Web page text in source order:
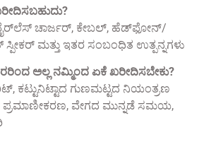
ಚಾರ್ಜರ್, ಕೇಬಲ್, ಹೆಡ್‌ಫೋನ್/
ಮತ್ತು ಇತರ ಸಂಬಂಧಿತ ಉತ್ಪನ್ನಗಳು
ಅಲ್ಲ ನಮ್ಮಿಂದ ಏಕೆ ಖರೀದಿಸಬೇಕು?
ಕಟ್ಟುನಿಟ್ಟಾದ ಗುಣಮಟ್ಟದ ನಿಯಂತ್ರಣ
ಪ್ರಮಾಣೀಕರಣ, ವೇಗದ ಮುನ್ನಡೆ ಸಮಯ,